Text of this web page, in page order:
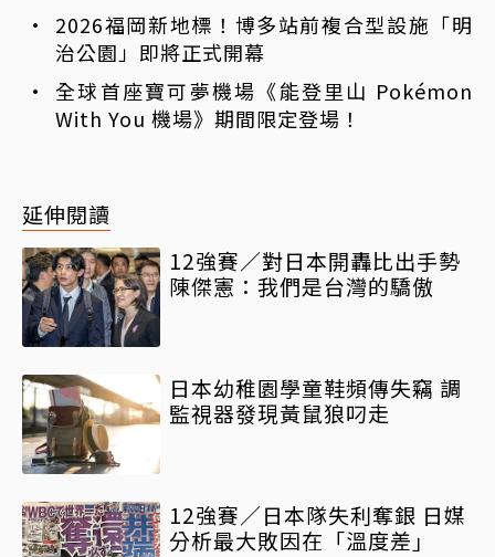
2026福岡新地標！博多站前複合型設施「明
治公園」即將正式開幕
全球首座寶可夢機場《能登里山 Pokémon
With You 機場》期間限定登場！
延伸閱讀
12強賽／對日本開轟比出手勢
陳傑憲：我們是台灣的驕傲
日本幼稚園學童鞋頻傳失竊 調
監視器發現黃鼠狼叼走
12強賽／日本隊失利奪銀 日媒
分析最大敗因在「溫度差」